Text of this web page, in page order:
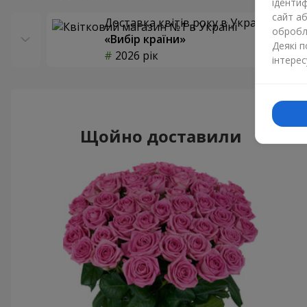
Доставка квітів року в Україні
«Вибір країни»
2026 рік
Щойно доставили
сайт
Деякі